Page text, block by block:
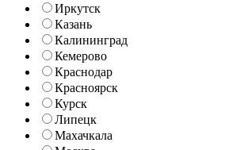
Иркутск
Казань
Калининград
Кемерово
Краснодар
Красноярск
Курск
Липецк
Махачкала